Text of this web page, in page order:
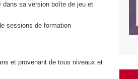
dans sa version boîte de jeu et
sessions de formation
et provenant de tous niveaux et